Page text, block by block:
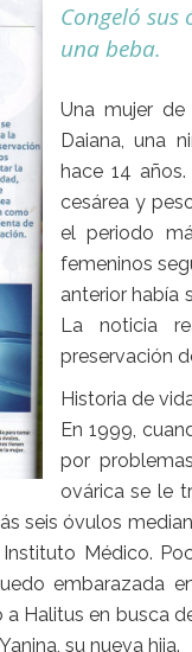
Congeló
una beba.
Una mujer
Daiana, una
hace 14
cesárea y
el periodo
femeninos
anterior había
La noticia
preservación
Historia de
En 1999,
por
ovárica se le
seis óvulos
Médico.
embarazada
Halitus en busca
su nueva hija.